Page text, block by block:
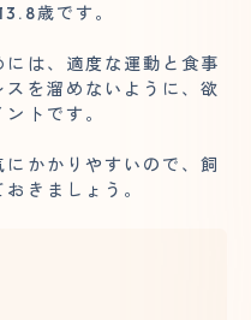
歳です。
は、適度な運動と食事
を溜めないように、欲
トです。
かかりやすいので、飼
きましょう。